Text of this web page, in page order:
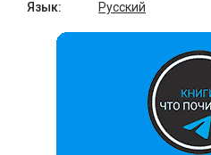
Язык:
Русский